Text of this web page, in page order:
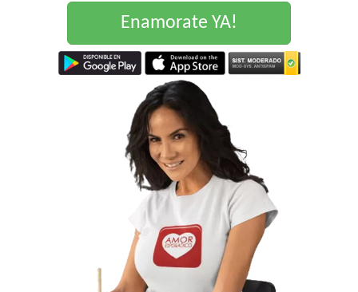
Enamorate YA!